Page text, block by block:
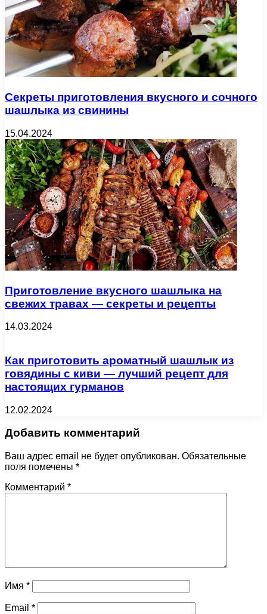
Секреты приготовления вкусного и сочного
шашлыка из свинины
15.04.2024
Приготовление вкусного шашлыка на
свежих травах — секреты и рецепты
14.03.2024
Как приготовить ароматный шашлык из
говядины с киви — лучший рецепт для
настоящих гурманов
12.02.2024
Добавить комментарий
Ваш адрес email не будет опубликован. Обязательные
поля помечены *
Комментарий *
Имя *
Email *